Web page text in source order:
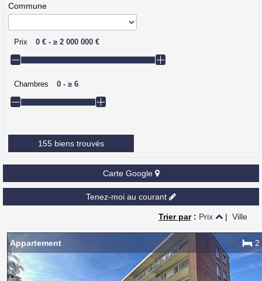
Commune
Prix 0 € -≥ 2 000 000 €
Chambres 0 -≥ 6
155 biens trouvés
Carte Google
Tenez-moi au courant
Trier par: Prix | Ville
Appartement 2